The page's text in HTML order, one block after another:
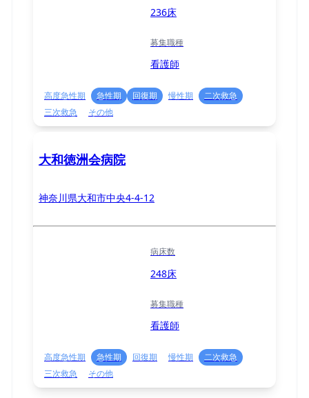
236床
募集職種
看護師
高度急性期 急性期 回復期 慢性期
二次救急
三次救急
その他
大和徳洲会病院
神奈川県大和市中央4-4-12
病床数
248床
募集職種
看護師
高度急性期 急性期 回復期 慢性期
二次救急
三次救急
その他